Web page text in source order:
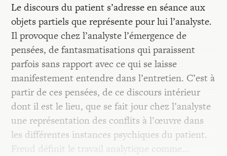
Le discours du patient s’adresse en séance aux
objets partiels que représente pour lui l’analyste.
Il provoque chez l’analyste l’émergence de
pensées, de fantasmatisations qui paraissent
parfois sans rapport avec ce qui se laisse
manifestement entendre dans l’entretien. C’est à
partir de ces pensées, de ce discours intérieur
dont il est le lieu, que se fait jour chez l’analyste
une représentation des conflits à l’œuvre dans
les différentes instances psychiques du patient.
Freud définit le travail analytique comme…